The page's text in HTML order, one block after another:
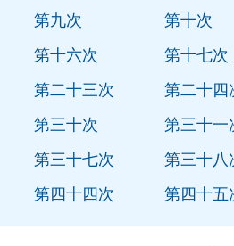
第九次
第十次
第十六次
第十七次
第二十三次
第二十四
第三十次
第三十一
第三十七次
第三十八
第四十四次 第四十五